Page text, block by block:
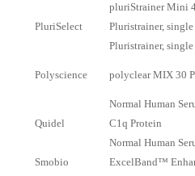
PluriSelect
pluriStrainer Mini
Pluristrainer,
Pluristrainer,
Polyscience polyclear MIX 30
Quidel
Normal Human
C1q Protein
Normal Human
Smobio
ExcelBand™